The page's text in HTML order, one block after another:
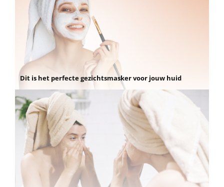
Dit is het perfecte gezichtsmasker voor jouw huid